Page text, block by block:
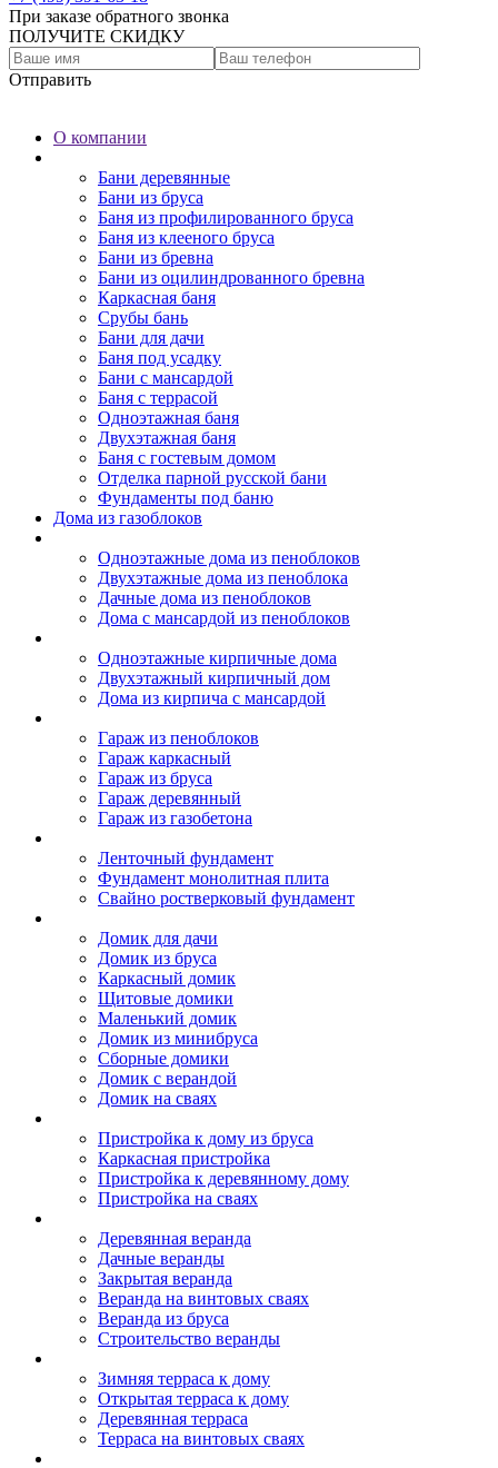
При заказе обратного звонка
ПОЛУЧИТЕ СКИДКУ
Отправить
О компании
Бани деревянные
Бани из бруса
Баня из профилированного бруса
Баня из клееного бруса
Бани из бревна
Бани из оцилиндрованного бревна
Каркасная баня
Срубы бань
Бани для дачи
Баня под усадку
Бани с мансардой
Баня с террасой
Одноэтажная баня
Двухэтажная баня
Баня с гостевым домом
Отделка парной русской бани
Фундаменты под баню
Дома из газоблоков
Одноэтажные дома из пеноблоков
Двухэтажные дома из пеноблока
Дачные дома из пеноблоков
Дома с мансардой из пеноблоков
Одноэтажные кирпичные дома
Двухэтажный кирпичный дом
Дома из кирпича с мансардой
Гараж из пеноблоков
Гараж каркасный
Гараж из бруса
Гараж деревянный
Гараж из газобетона
Ленточный фундамент
Фундамент монолитная плита
Свайно ростверковый фундамент
Домик для дачи
Домик из бруса
Каркасный домик
Щитовые домики
Маленький домик
Домик из минибруса
Сборные домики
Домик с верандой
Домик на сваях
Пристройка к дому из бруса
Каркасная пристройка
Пристройка к деревянному дому
Пристройка на сваях
Деревянная веранда
Дачные веранды
Закрытая веранда
Веранда на винтовых сваях
Веранда из бруса
Строительство веранды
Зимняя терраса к дому
Открытая терраса к дому
Деревянная терраса
Терраса на винтовых сваях